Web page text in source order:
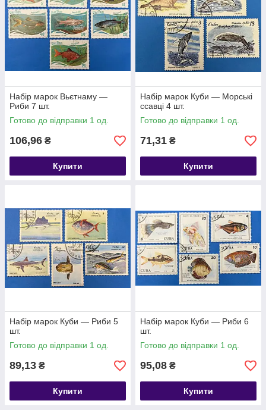
Набір марок Вьєтнаму —
Риби 7 шт.
Готово до відправки 1 од.
106,96 ₴
Купити
Набір марок Куби — Морські
ссавці 4 шт.
Готово до відправки 1 од.
71,31 ₴
Купити
Набір марок Куби — Риби 5
шт.
Готово до відправки 1 од.
89,13 ₴
Купити
Набір марок Куби — Риби 6
шт.
Готово до відправки 1 од.
95,08 ₴
Купити